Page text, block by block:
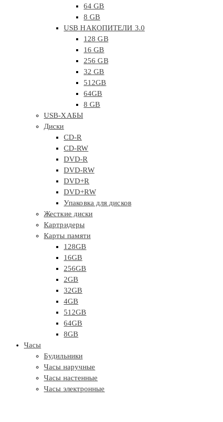
64 GB
8 GB
USB НАКОПИТЕЛИ 3.0
128 GB
16 GB
256 GB
32 GB
512GB
64GB
8 GB
USB-ХАБЫ
Диски
CD-R
CD-RW
DVD-R
DVD-RW
DVD+R
DVD+RW
Упаковка для дисков
Жесткие диски
Картридеры
Карты памяти
128GB
16GB
256GB
2GB
32GB
4GB
512GB
64GB
8GB
Часы
Будильники
Часы наручные
Часы настенные
Часы электронные